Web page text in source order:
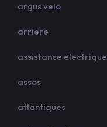
argus velo
arriere
assistance electrique
assos
atlantiques